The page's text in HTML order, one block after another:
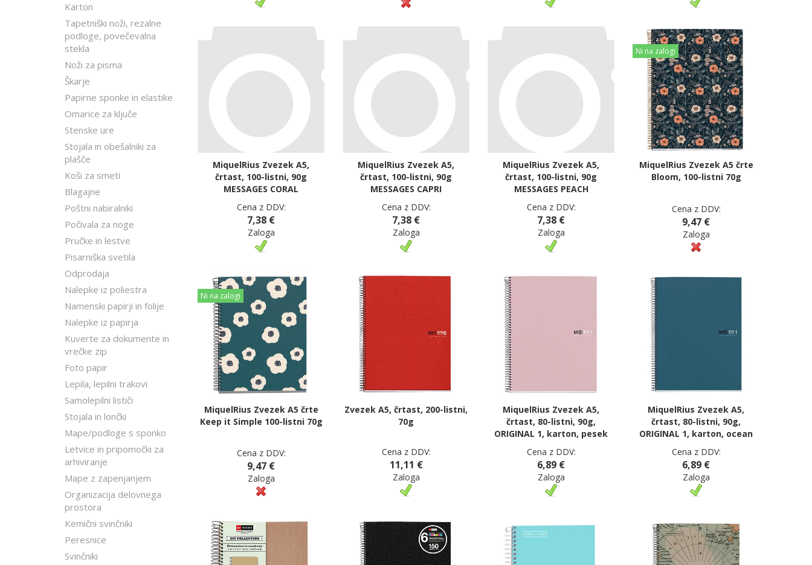
Karton
Tapetniški noži, rezalne
podloge, povečevalna
stekla
Noži za pisma
Škarje
Papirne sponke in elastike
Omarice za ključe
Stenske ure
Stojala in obešalniki za
plašče
Koši za smeti
Blagajne
Poštni nabiralniki
Počivala za noge
Pručke in lestve
Pisarniška svetila
Odprodaja
Nalepke iz poliestra
Namenski papirji in folije
Nalepke iz papirja
Kuverte za dokumente in
vrečke zip
Foto papir
Lepila, lepilni trakovi
Samolepilni lističi
Stojala in lončki
Mape/podloge s sponko
Letvice in pripomočki za
arhiviranje
Mape z zapenjanjem
Organizacija delovnega
prostora
Kemični svinčniki
Peresnice
Svinčniki
MiquelRius Zvezek A5,
črtast, 100-listni, 90g
MESSAGES CORAL
Cena z DDV:
7,38 €
Zaloga
MiquelRius Zvezek A5,
črtast, 100-listni, 90g
MESSAGES CAPRI
Cena z DDV:
7,38 €
Zaloga
MiquelRius Zvezek A5,
črtast, 100-listni, 90g
MESSAGES PEACH
Cena z DDV:
7,38 €
Zaloga
Ni na zalogi
MiquelRius Zvezek A5 črte
Bloom, 100-listni 70g
Cena z DDV:
9,47 €
Zaloga
Ni na zalogi
MiquelRius Zvezek A5 črte
Keep it Simple 100-listni 70g
Cena z DDV:
9,47 €
Zaloga
Zvezek A5, črtast, 200-listni,
70g
Cena z DDV:
11,11 €
Zaloga
MiquelRius Zvezek A5,
črtast, 80-listni, 90g,
ORIGINAL 1, karton, pesek
Cena z DDV:
6,89 €
Zaloga
MiquelRius Zvezek A5,
črtast, 80-listni, 90g,
ORIGINAL 1, karton, ocean
Cena z DDV:
6,89 €
Zaloga